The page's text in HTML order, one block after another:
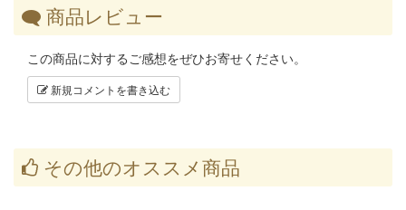
商品レビュー
この商品に対するご感想をぜひお寄せください。
新規コメントを書き込む
その他のオススメ商品